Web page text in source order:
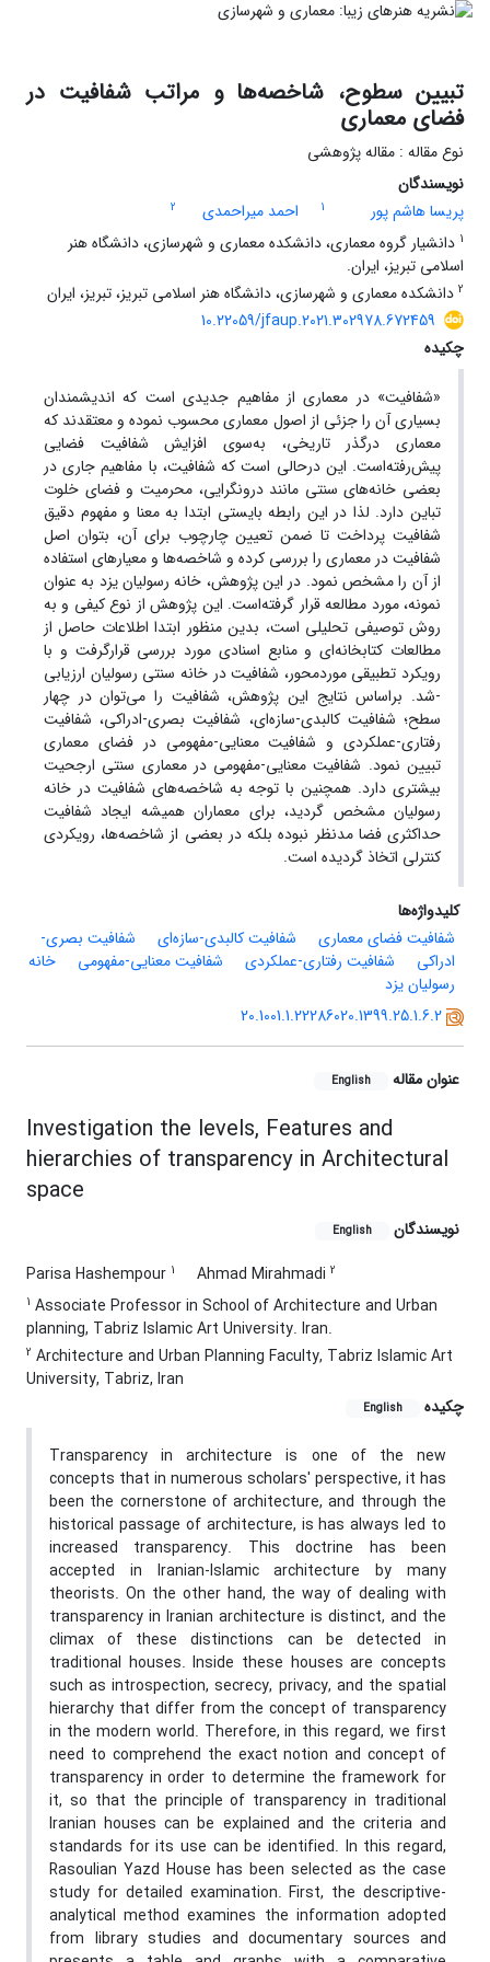
تبیین سطوح، شاخصه‌ها و مراتب شفافیت در
فضای معماری
نوع مقاله : مقاله پژوهشی
نویسندگان
پریسا هاشم پور
1 احمد میراحمدی
2
1 دانشیار گروه معماری، دانشکده معماری و شهرسازی، دانشگاه هنر
اسلامی تبریز، ایران.
2 دانشکده معماری و شهرسازی، دانشگاه هنر اسلامی تبریز، تبریز، ایران
10.22059/jfaup.2021.302978.672459
چکیده
«شفافیت» در معماری از مفاهیم جدیدی است که اندیشمندان
بسیاری آن را جزئی از اصول معماری محسوب نموده و معتقدند که
معماری درگذر تاریخی، به‌سوی افزایش شفافیت فضایی
پیش‌رفته‌است. این درحالی است که شفافیت، با مفاهیم جاری در
بعضی خانه‌های سنتی مانند درونگرایی، محرمیت و فضای خلوت
تباین دارد. لذا در این رابطه بایستی ابتدا به معنا و مفهوم دقیق
شفافیت پرداخت تا ضمن تعیین چارچوب برای آن، بتوان اصل
شفافیت در معماری را بررسی کرده و شاخصه‌ها و معیارهای استفاده
از آن را مشخص نمود. در این پژوهش، خانه رسولیان یزد به عنوان
نمونه، مورد مطالعه قرار گرفته‌است. این پژوهش از نوع کیفی و به
روش توصیفی‌ تحلیلی است، بدین منظور ابتدا اطلاعات حاصل از
مطالعات کتابخانه‌ای و منابع اسنادی مورد بررسی قرارگرفت و با
رویکرد تطبیقی مورد‌‌محور، شفافیت در خانه‌ سنتی رسولیان ارزیابی
-شد. براساس نتایج این پژوهش، شفافیت را می‌توان در چهار
سطح؛ شفافیت کالبدی-سازه‌ای، شفافیت بصری-ادراکی، شفافیت
رفتاری-عملکردی و شفافیت معنایی-مفهومی در فضای معماری
تبیین نمود. شفافیت معنایی-مفهومی در معماری سنتی ارجحیت
بیشتری دارد. همچنین با توجه به شاخصه‌های شفافیت در خانه
رسولیان مشخص گردید، برای معماران همیشه ایجاد شفافیت
حداکثری فضا مدنظر نبوده بلکه در بعضی از شاخصه‌ها، رویکردی
کنترلی اتخاذ گردیده است.
کلیدواژه‌ها
شفافیت فضای معماری
شفافیت کالبدی-سازه‌ای
شفافیت بصری-
ادراکی
شفافیت رفتاری-عملکردی شفافیت معنایی-مفهومی
خانه
رسولیان یزد
20.1001.1.22286020.1399.25.1.6.2
عنوان مقاله English
Investigation the levels, Features and
hierarchies of transparency in Architectural
space
نویسندگان English
Parisa Hashempour 1 Ahmad Mirahmadi 2
1 Associate Professor in School of Architecture and Urban
planning, Tabriz Islamic Art University. Iran.
2 Architecture and Urban Planning Faculty, Tabriz Islamic Art
University, Tabriz, Iran
چکیده
English
Transparency in architecture is one of the new
concepts that in numerous scholars' perspective, it has
been the cornerstone of architecture, and through the
historical passage of architecture, is has always led to
increased transparency. This doctrine has been
accepted in Iranian-Islamic architecture by many
theorists. On the other hand, the way of dealing with
transparency in Iranian architecture is distinct, and the
climax of these distinctions can be detected in
traditional houses. Inside these houses are concepts
such as introspection, secrecy, privacy, and the spatial
hierarchy that differ from the concept of transparency
in the modern world. Therefore, in this regard, we first
need to comprehend the exact notion and concept of
transparency in order to determine the framework for
it, so that the principle of transparency in traditional
Iranian houses can be explained and the criteria and
standards for its use can be identified. In this regard,
Rasoulian Yazd House has been selected as the case
study for detailed examination. First, the descriptive-
analytical method examines the information adopted
from library studies and documentary sources and